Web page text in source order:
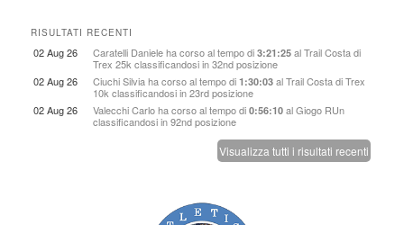
7 August 2026
Copertura senza precedenti per l'evento di Birmingham da lunedì
a domenica. Sette prime serate su Rai 2 e ampio spazio in
mattinata, le altre gar[...]
Birmingham, it's time: sabato partenza azzurra
della prossima settimana. Domenica l'allenamento ufficiale
RISULTATI RECENTI
02 Aug 26 Caratelli Danieleha corso al tempo di3:21:25 alTrail Costa di
Trex 25k classificandosi in 32nd posizione
02 Aug 26
Ciuchi Silviaha corso al tempo di1:30:03 alTrail Costa di Trex
10k classificandosi in 23rd posizione
02 Aug 26
Valecchi Carloha corso al tempo di0:56:10 alGiogo RUn
classificandosi in 92nd posizione
Visualizza tutti i risultati recenti